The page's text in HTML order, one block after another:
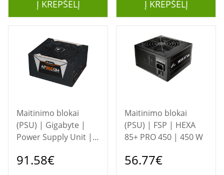
Į KREPŠELĮ Į KREPŠELĮ
Maitinimo blokai
(PSU) | Gigabyte |
Power Supply Unit |
80 PLUS Gold
91.58€
Maitinimo blokai
(PSU) | FSP | HEXA
85+ PRO 450 | 450 W
56.77€